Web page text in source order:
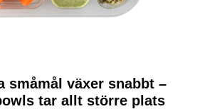
småmål växer snabbt –
tar allt större plats